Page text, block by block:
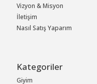
Vizyon & Misyon
İletişim
Nasıl Satış Yaparım
Kategoriler
Giyim